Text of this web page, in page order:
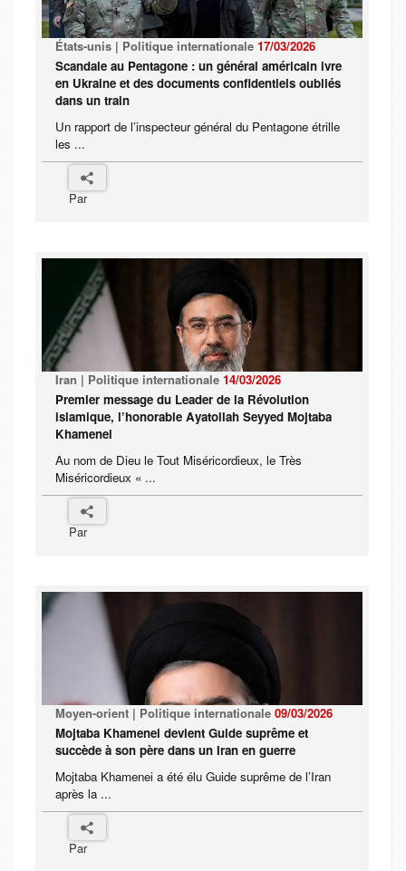
États-unis | Politique internationale 17/03/2026
Scandale au Pentagone : un général américain ivre
en Ukraine et des documents confidentiels oubliés
dans un train
Un rapport de l’inspecteur général du Pentagone étrille
les ...
Par
Iran | Politique internationale 14/03/2026
Premier message du Leader de la Révolution
islamique, l’honorable Ayatollah Seyyed Mojtaba
Khamenei
Au nom de Dieu le Tout Miséricordieux, le Très
Miséricordieux « ...
Par
Moyen-orient | Politique internationale 09/03/2026
Mojtaba Khamenei devient Guide suprême et
succède à son père dans un Iran en guerre
Mojtaba Khamenei a été élu Guide suprême de l’Iran
après la ...
Par